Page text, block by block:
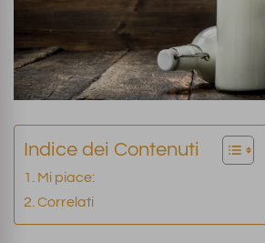
Indice dei Contenuti
Mi piace:
Correlati